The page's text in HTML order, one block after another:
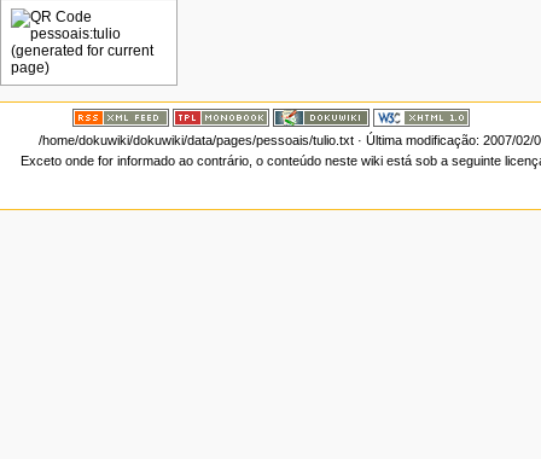
/home/dokuwiki/dokuwiki/data/pages/pessoais/tulio.txt· Última modificação: 2007/02/
Exceto onde for informado ao contrário, o conteúdo neste wiki está sob a seguinte